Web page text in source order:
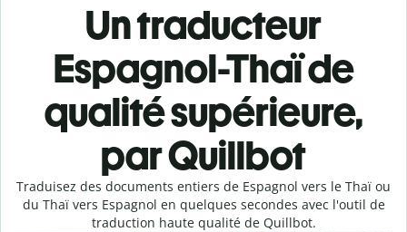
Un traducteur
Espagnol-Thaï de
qualité supérieure,
par Quillbot
Traduisez des documents entiers de Espagnol vers le Thaï ou
du Thaï vers Espagnol en quelques secondes avec l'outil de
traduction haute qualité de Quillbot.